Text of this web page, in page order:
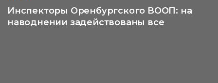
Инспекторы Оренбургского ВООП: на
наводнении задействованы все